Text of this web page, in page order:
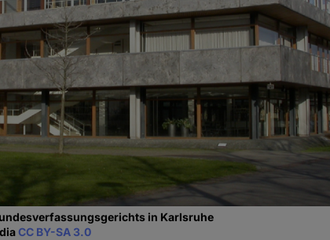
in Karlsruhe
CC BY-SA 3.0